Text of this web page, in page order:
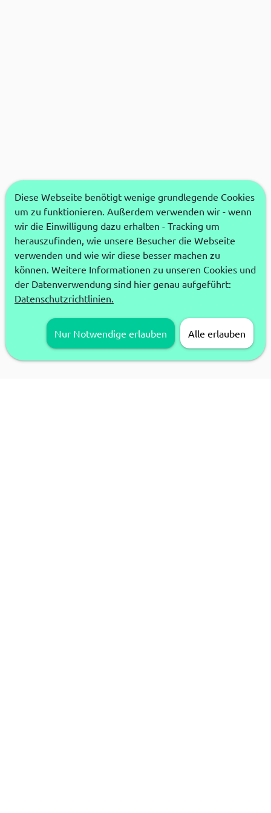
Diese Webseite benötigt wenige grundlegende Cookies
um zu funktionieren. Außerdem verwenden wir - wenn
wir die Einwilligung dazu erhalten - Tracking um
herauszufinden, wie unsere Besucher die Webseite
verwenden und wie wir diese besser machen zu
können. Weitere Informationen zu unseren Cookies und
der Datenverwendung sind hier genau aufgeführt:
Datenschutzrichtlinien.
Nur Notwendige erlauben Alle erlauben